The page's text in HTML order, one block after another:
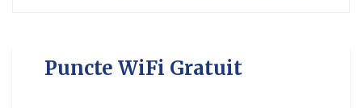
Puncte WiFi Gratuit